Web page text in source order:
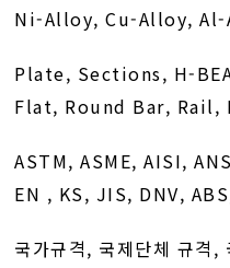
Ni-Alloy, Cu-Alloy,
Plate, Sections, H-
Flat, Round Bar, Rail,
ASTM, ASME, AISI,
EN , KS, JIS, DNV,
국가규격, 국제단체 규격,